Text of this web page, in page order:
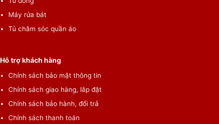
Máy rửa bát
Tủ chăm sóc quần áo
Hỗ trợ khách hàng
Chính sách bảo mật thông tin
Chính sách giao hàng, lắp đặt
Chính sách bảo hành, đổi trả
Chính sách thanh toán